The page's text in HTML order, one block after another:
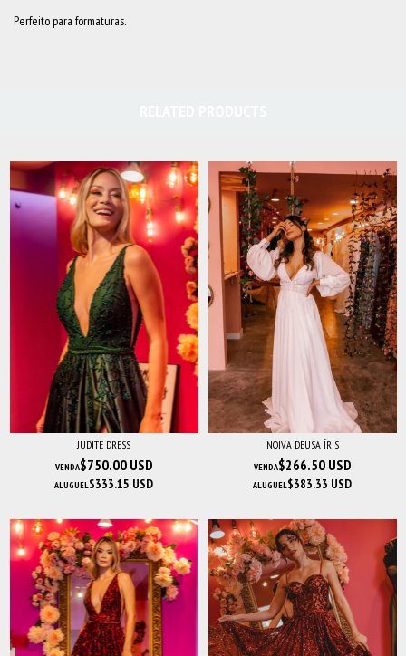
Perfeito para formaturas.
JUDITE DRESS
VENDA$750.00 USD
ALUGUEL$333.15 USD
NOIVA DEUSA ÍRIS
VENDA$266.50 USD
ALUGUEL$383.33 USD